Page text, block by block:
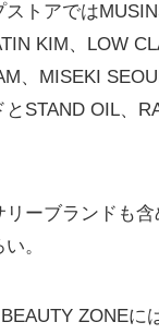
トアでは
KIM、LOW
、MISEKI
STAND OIL、
ーブランドも
。
ZONEに